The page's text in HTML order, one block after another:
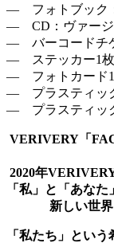
― フォトブック：
― CD：ヴァージ
― バーコードチ
― ステッカー1枚
― フォトカード1
― プラスティッ
― プラスティッ
VERIVERY「
2020年
「私」と「あな
新しい世
「私たち」とい